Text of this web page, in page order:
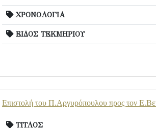
ΧΡΟΝΟΛΟΓΙΑ
ΕΙΔΟΣ ΤΕΚΜΗΡΙΟΥ
Επιστολή του Π.Αργυρόπουλου προς τον
ΤΙΤΛΟΣ